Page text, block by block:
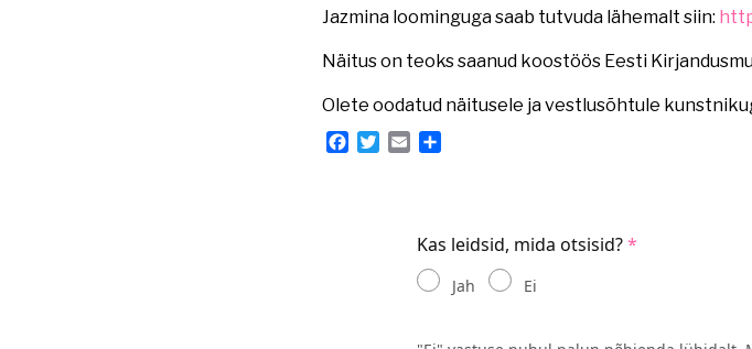
Jazmina loominguga saab tutvuda lähemalt siin:
Näitus on teoks saanud koostöös Eesti
Olete oodatud näitusele ja vestlusõhtule
Facebook
Twitter
Email
Kas leidsid, mida otsisid?
Jah Ei